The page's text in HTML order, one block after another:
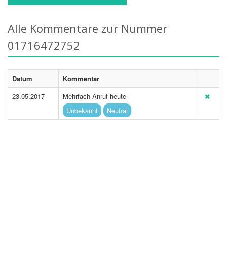
Alle Kommentare zur Nummer
01716472752
Datum
Kommentar
23.05.2017
Mehrfach Anruf heute
Unbekannt
Neutral